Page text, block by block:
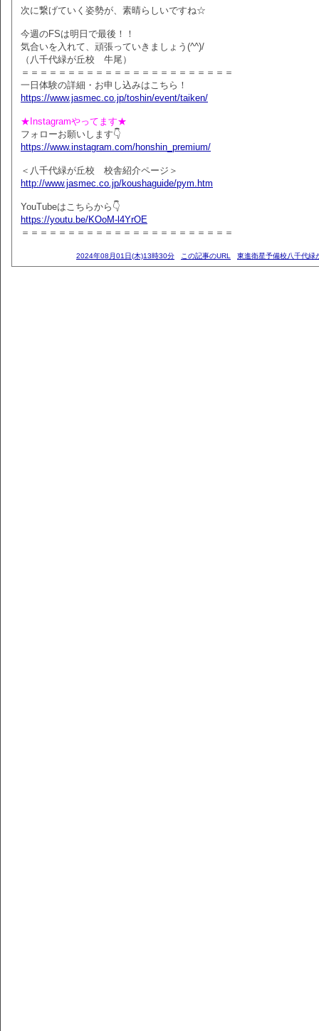
次に繋げていく姿勢が、素晴らしいですね☆
今週のFSは明日で最後！！
気合いを入れて、頑張っていきましょう(^^)/
（八千代緑が丘校 牛尾）
＝＝＝＝＝＝＝＝＝＝＝＝＝＝＝＝＝＝＝＝＝＝＝
一日体験の詳細・お申し込みはこちら！
https://www.jasmec.co.jp/toshin/event/taiken/
★Instagramやってます★
フォローお願いします👇
https://www.instagram.com/honshin_premium/
＜八千代緑が丘校 校舎紹介ページ＞
http://www.jasmec.co.jp/koushaguide/pym.htm
YouTubeはこちらから👇
https://youtu.be/KOoM-l4YrOE
＝＝＝＝＝＝＝＝＝＝＝＝＝＝＝＝＝＝＝＝＝＝＝
2024年08月01日(木)13時30分 この記事のURL 東進衛星予備校八千代緑